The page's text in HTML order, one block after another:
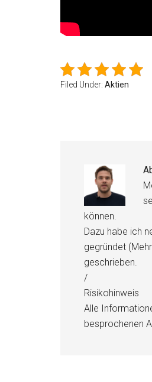
Filed Under: Aktien
können.
Dazu habe ich
gegründet
geschrieben.
/
Risikohinweis
Alle
besprochenen